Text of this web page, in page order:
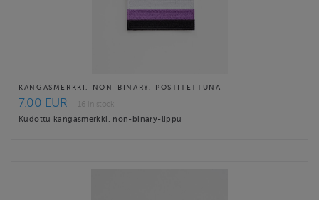
KANGASMERKKI, NON-BINARY, POSTITETTUNA
7.00 EUR
16 in stock
Kudottu kangasmerkki, non-binary-lippu